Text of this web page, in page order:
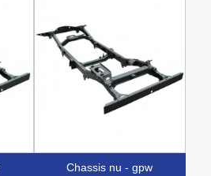
chassis nu - gpw